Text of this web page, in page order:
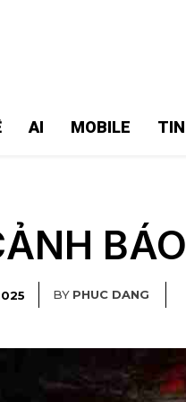
AI MOBILE
BY PHUC DANG